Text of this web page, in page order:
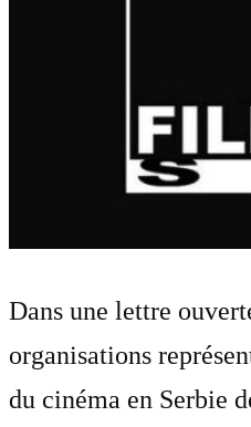
Dans une lettre
organisations
du cinéma en Serbie